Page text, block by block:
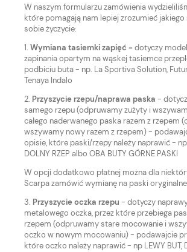
W naszym formularzu zamówienia
które pomagają nam lepiej zrozumieć
sobie życzycie:
1. Wymiana tasiemki zapięć - dotyczy
zapinania opartym na wąskej tasiemce
podbiciu buta - np. La Sportiva Solution,
Tenaya Indalo
2. Przyszycie rzepu/naprawa paska -
samego rzepu (odpruwamy zużyty i
całego naderwanego paska razem z rzepem
wszywamy nowy razem z rzepem) -
opisie, które paski/rzepy należy naprawić - np
DOLNY RZEP albo OBA BUTY GÓRNE PASKI
W opcji dodatkowo płatnej można dla
Scarpa zamówić wymianę na paski
3. Przyszycie oczka rzepu - dotyczy
metalowego oczka, przez które przebiega
rzepem (odpruwamy stare mocowanie i
oczko w nowym mocowaniu) - podawajcie
które oczko należy naprawić - np LEWY BUT,